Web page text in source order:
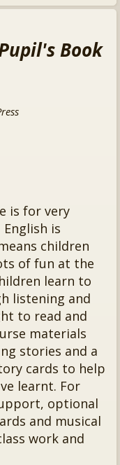
Book
is for very
is
children
of fun at the
learn to
listening and
to read and
materials
stories and a
cards to help
learnt. For
optional
and musical
work and